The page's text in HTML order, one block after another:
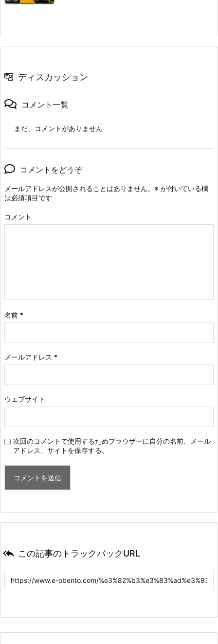
ディスカッション
コメント一覧
まだ、コメントがありません
コメントをどうぞ
メールアドレスが公開されることはありません。 ※ が付いている欄
は必須項目です
コメント
名前 *
メールアドレス *
ウェブサイト
次回のコメントで使用するためブラウザーに自分の名前、メール
アドレス、サイトを保存する。
 この記事のトラックバックURL